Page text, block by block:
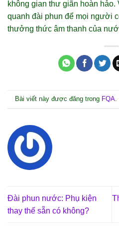
không gian thư giãn hoàn hảo.
quanh đài phun để mọi người
thưởng thức âm thanh của
Bài viết này được đăng trong FQA.
Đài phun nước: Phụ kiện
thay thế sẵn có không?